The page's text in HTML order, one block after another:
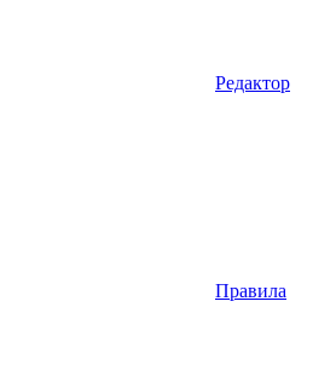
Редактор
Правила